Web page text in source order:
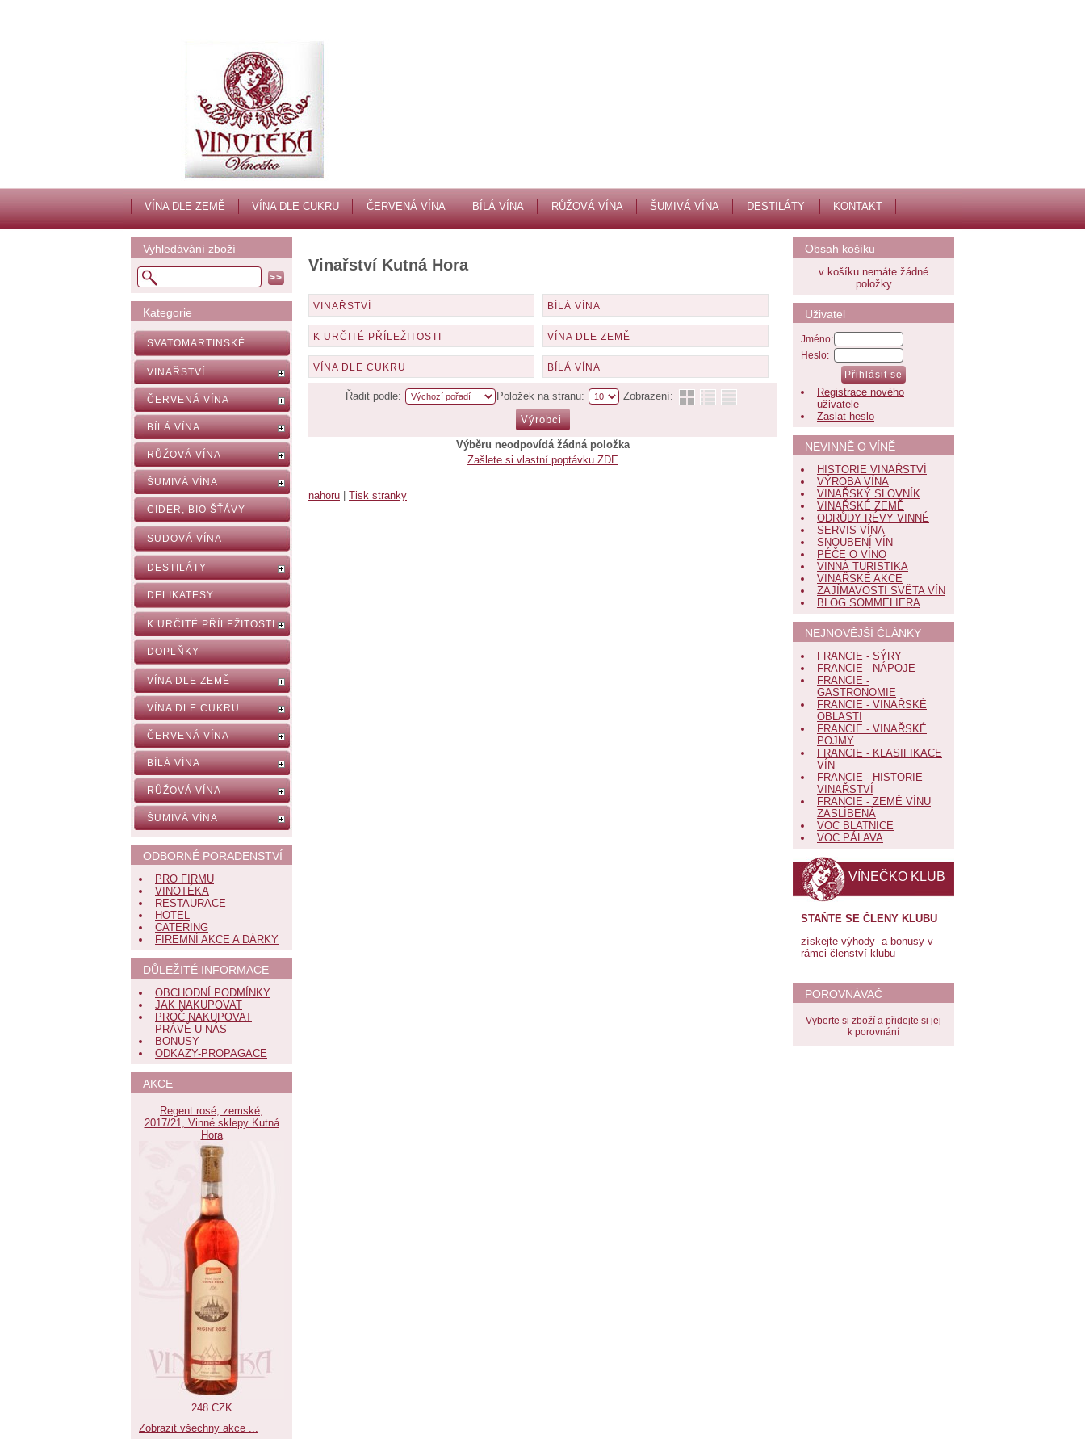
VÍNA DLE ZEMĚ VÍNA DLE CUKRU ČERVENÁ VÍNA BÍLÁ VÍNA RŮŽOVÁ VÍNA ŠUMIVÁ VÍNA DESTILÁTY KONTAKT
Vinařství Kutná Hora
VINAŘSTVÍ BÍLÁ VÍNA
K URČITÉ PŘÍLEŽITOSTI VÍNA DLE ZEMĚ
VÍNA DLE CUKRU BÍLÁ VÍNA
Řadit podle: Položek na stranu: Zobrazení:
Výběru neodpovídá žádná položka
Zašlete si vlastní poptávku ZDE
nahoru Tisk stranky
Vyhledávání zboží
Kategorie
SVATOMARTINSKÉ
VINAŘSTVÍ
ČERVENÁ VÍNA
BÍLÁ VÍNA
RŮŽOVÁ VÍNA
ŠUMIVÁ VÍNA
CIDER, BIO ŠŤÁVY
SUDOVÁ VÍNA
DESTILÁTY
DELIKATESY
K URČITÉ PŘÍLEŽITOSTI
DOPLŇKY
VÍNA DLE ZEMĚ
VÍNA DLE CUKRU
ČERVENÁ VÍNA
BÍLÁ VÍNA
RŮŽOVÁ VÍNA
ŠUMIVÁ VÍNA
ODBORNÉ PORADENSTVÍ
PRO FIRMU
VINOTÉKA
RESTAURACE
HOTEL
CATERING
FIREMNÍ AKCE A DÁRKY
DŮLEŽITÉ INFORMACE
OBCHODNÍ PODMÍNKY
JAK NAKUPOVAT
PROČ NAKUPOVAT
PRÁVĚ U NÁS
BONUSY
ODKAZY-PROPAGACE
AKCE
Regent rosé, zemské,
2017/21, Vinné sklepy Kutná
Hora
248 CZK
Zobrazit všechny akce ...
Obsah košíku
v košíku nemáte žádné
položky
Uživatel
Jméno:
Heslo:
Registrace nového
uživatele
Zaslat heslo
NEVINNĚ O VÍNĚ
HISTORIE VINAŘSTVÍ
VÝROBA VÍNA
VINAŘSKÝ SLOVNÍK
VINAŘSKÉ ZEMĚ
ODRŮDY RÉVY VINNÉ
SERVIS VÍNA
SNOUBENÍ VÍN
PÉČE O VÍNO
VINNÁ TURISTIKA
VINAŘSKÉ AKCE
ZAJÍMAVOSTI SVĚTA VÍN
BLOG SOMMELIERA
NEJNOVĚJŠÍ ČLÁNKY
FRANCIE - SÝRY
FRANCIE - NÁPOJE
FRANCIE -
GASTRONOMIE
FRANCIE - VINAŘSKÉ
OBLASTI
FRANCIE - VINAŘSKÉ
POJMY
FRANCIE - KLASIFIKACE
VÍN
FRANCIE - HISTORIE
VINAŘSTVÍ
FRANCIE - ZEMĚ VÍNU
ZASLÍBENÁ
VOC BLATNICE
VOC PÁLAVA
VÍNEČKO KLUB
STAŇTE SE ČLENY KLUBU
získejte výhody a bonusy v
rámci členství klubu
POROVNÁVAČ
Vyberte si zboží a přidejte si jej
k porovnání